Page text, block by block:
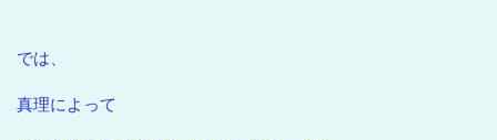
では、
真理によって